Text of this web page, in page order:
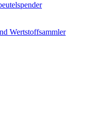
Wertstoffsammler